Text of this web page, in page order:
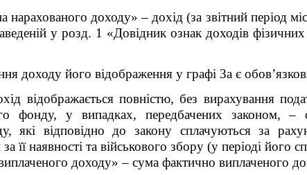
нарахованого доходу» – дохід (за звітний період
у розд. 1 «Довідник ознак доходів
доходу його відображення у графі 3а є
відображається повністю, без вирахування
фонду, у випадках, передбачених законом, –
які відповідно до закону сплачуються за
за її наявності та військового збору (у періоді його
доходу» – сума фактично виплаченого